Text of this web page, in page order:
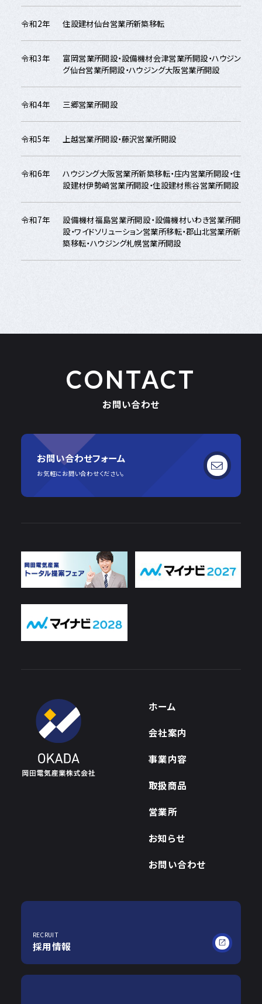
令和2年 住設建材仙台営業所新築移転
令和3年
富岡営業所開設・設備機材会津営業所開設・ハウジン
グ仙台営業所開設・ハウジング大阪営業所開設
令和4年 三郷営業所開設
令和5年 上越営業所開設・藤沢営業所開設
令和6年
ハウジング大阪営業所新築移転・庄内営業所開設・住
設建材伊勢崎営業所開設・住設建材熊谷営業所開設
令和7年
設備機材福島営業所開設・設備機材いわき営業所開
設・ワイドソリューション営業所移転・郡山北営業所新
築移転・ハウジング札幌営業所開設
CONTACT
お問い合わせ
お問い合わせフォーム
お気軽にお問い合わせください。
ホーム
会社案内
事業内容
取扱商品
営業所
お知らせ
お問い合わせ
RECRUIT
採用情報